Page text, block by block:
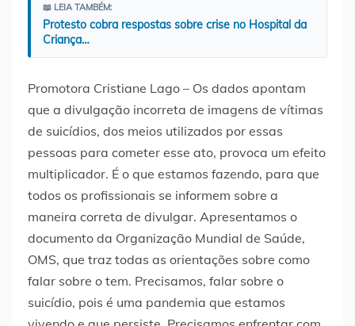
📖 LEIA TAMBÉM:
Protesto cobra respostas sobre crise no Hospital da
Criança…
Promotora Cristiane Lago – Os dados apontam
que a divulgação incorreta de imagens de vítimas
de suicídios, dos meios utilizados por essas
pessoas para cometer esse ato, provoca um efeito
multiplicador. É o que estamos fazendo, para que
todos os profissionais se informem sobre a
maneira correta de divulgar. Apresentamos o
documento da Organização Mundial de Saúde,
OMS, que traz todas as orientações sobre como
falar sobre o tem. Precisamos, falar sobre o
suicídio, pois é uma pandemia que estamos